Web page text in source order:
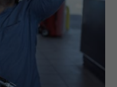
glumele despre